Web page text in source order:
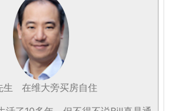
生
在维大旁买房自住